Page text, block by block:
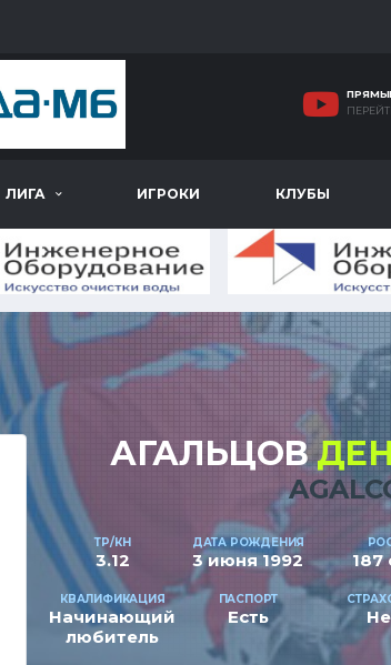
ЛИГА ИГРОКИ КЛУБЫ
АГАЛЬЦОВ
ТР/КН
3.12
ДАТА РОЖДЕНИЯ
3 июня 1992 187
КВАЛИФИКАЦИЯ
Начинающий
любитель
ПАСПОРТ
Есть